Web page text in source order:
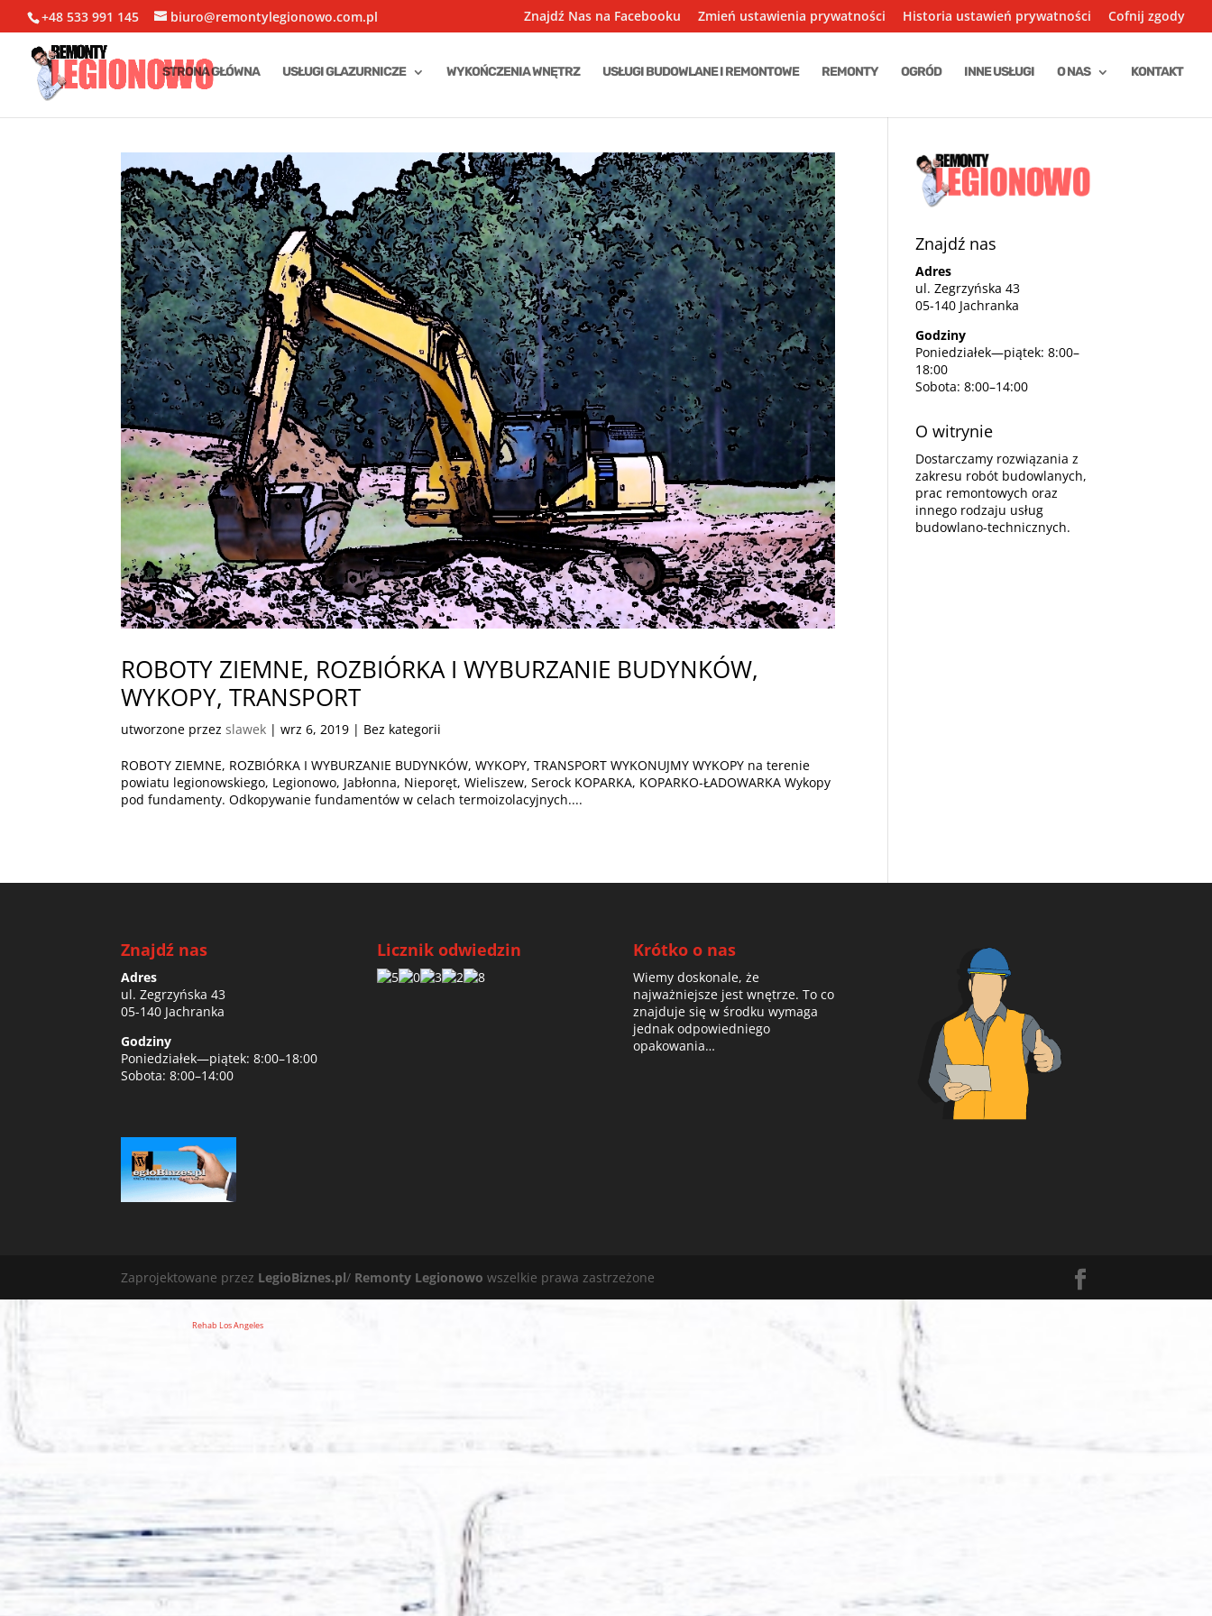
+48 533 991 145 biuro@remontylegionowo.com.pl Znajdź Nas na Facebooku Zmień ustawienia prywatności Historia ustawień prywatności Cofnij zgody
STRONA GŁÓWNA USŁUGI GLAZURNICZE WYKOŃCZENIA WNĘTRZ USŁUGI BUDOWLANE I REMONTOWE REMONTY OGRÓD INNE USŁUGI O NAS KONTAKT
ROBOTY ZIEMNE, ROZBIÓRKA I WYBURZANIE BUDYNKÓW,
WYKOPY, TRANSPORT
utworzone przezslawek |wrz 6, 2019 | Bez kategorii
ROBOTY ZIEMNE, ROZBIÓRKA I WYBURZANIE BUDYNKÓW, WYKOPY, TRANSPORT WYKONUJMY WYKOPY na terenie
powiatu legionowskiego, Legionowo, Jabłonna, Nieporęt, Wieliszew, Serock KOPARKA, KOPARKO-ŁADOWARKA Wykopy
pod fundamenty. Odkopywanie fundamentów w celach termoizolacyjnych....
Znajdź nas
Adres
ul. Zegrzyńska 43
05-140 Jachranka
Godziny
Poniedziałek—piątek: 8:00–
18:00
Sobota: 8:00–14:00
O witrynie
Dostarczamy rozwiązania z
zakresu robót budowlanych,
prac remontowych oraz
innego rodzaju usług
budowlano-technicznych.
Znajdź nas
Adres
ul. Zegrzyńska 43
05-140 Jachranka
Godziny
Poniedziałek—piątek: 8:00–18:00
Sobota: 8:00–14:00
Licznik odwiedzin Krótko o nas
Wiemy doskonale, że
najważniejsze jest wnętrze. To co
znajduje się w środku wymaga
jednak odpowiedniego
opakowania…
Zaprojektowane przez LegioBiznes.pl/ Remonty Legionowo wszelkie prawa zastrzeżone
Rehab Los Angeles